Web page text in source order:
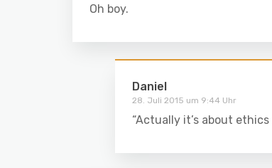
Oh boy.
Daniel
28. Juli 2015 um 9:44 Uhr
“Actually it’s about